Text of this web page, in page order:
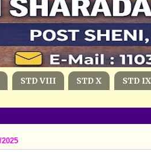
STD VIII STD X STD IX